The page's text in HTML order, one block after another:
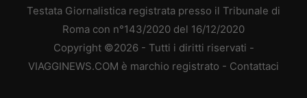
Testata Giornalistica registrata presso il Tribunale di
Roma con n°143/2020 del 16/12/2020
Copyright ©2026 - Tutti i diritti riservati -
VIAGGINEWS.COM è marchio registrato - Contattaci